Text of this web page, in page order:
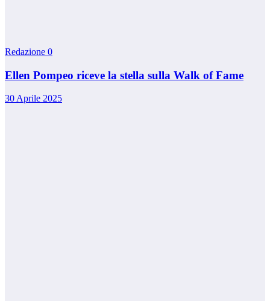
Redazione 0
Ellen Pompeo riceve la stella sulla Walk of Fame
30 Aprile 2025